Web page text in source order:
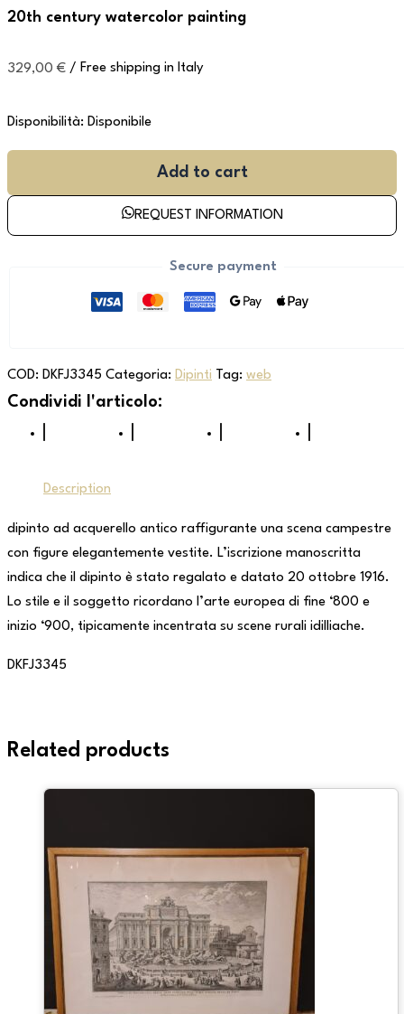
20th century watercolor painting
329,00 € / Free shipping in Italy
Disponibilità: Disponibile
Add to cart
REQUEST INFORMATION
Secure payment
COD: DKFJ3345 Categoria: Dipinti Tag: web
Description
dipinto ad acquerello antico raffigurante una scena campestre
con figure elegantemente vestite. L’iscrizione manoscritta
indica che il dipinto è stato regalato e datato 20 ottobre 1916.
Lo stile e il soggetto ricordano l’arte europea di fine ‘800 e
inizio ‘900, tipicamente incentrata su scene rurali idilliache.
DKFJ3345
Related products